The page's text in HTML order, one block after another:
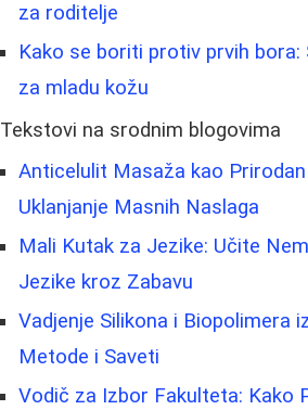
za roditelje
Kako se boriti protiv prvih bora:
za mladu kožu
Tekstovi na srodnim blogovima
Anticelulit Masaža kao
Uklanjanje Masnih Naslaga
Mali Kutak za Jezike: Učite
Jezike kroz Zabavu
Vadjenje Silikona i Biopolimera
Metode i Saveti
Vodič za Izbor Fakulteta: Kako